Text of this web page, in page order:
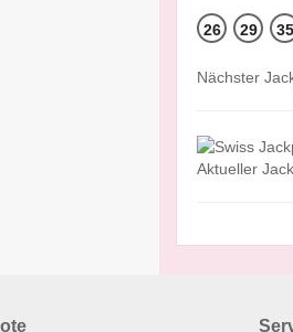
26 29 35
Nächster
Aktueller